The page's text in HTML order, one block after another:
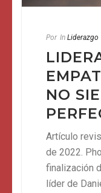
Por In Liderazgo
NO
Artículo
de 2022.
finalización
líder de